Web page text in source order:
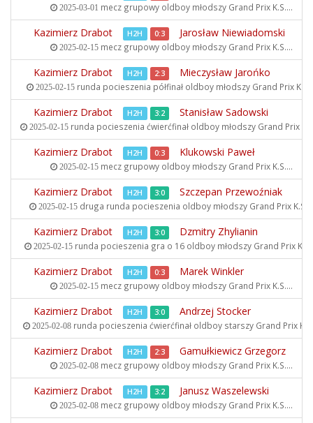
2025-03-01 mecz grupowy oldboy młodszy Grand Prix K.S....
Kazimierz Drabot H2H 0:3 Jarosław Niewiadomski
2025-02-15mecz grupowy oldboy młodszy Grand Prix K.S....
Kazimierz Drabot H2H 2:3 Mieczysław Jarońko
2025-02-15runda pocieszenia półfinał oldboy młodszy Grand Prix
Kazimierz Drabot H2H 3:2 Stanisław Sadowski
2025-02-15 runda pocieszenia ćwierćfinał oldboy młodszy Grand Prix
Kazimierz Drabot H2H 0:3 Klukowski Paweł
2025-02-15mecz grupowy oldboy młodszy Grand Prix K.S....
Kazimierz Drabot H2H 3:0 Szczepan Przewoźniak
2025-02-15druga runda pocieszenia oldboy młodszy Grand Prix K.S....
Kazimierz Drabot H2H 3:0 Dzmitry Zhylianin
2025-02-15 runda pocieszenia gra o 16 oldboy młodszy Grand Prix
Kazimierz Drabot H2H 0:3 Marek Winkler
2025-02-15mecz grupowy oldboy młodszy Grand Prix K.S....
Kazimierz Drabot H2H 3:0 Andrzej Stocker
2025-02-08runda pocieszenia ćwierćfinał oldboy starszy Grand Prix
Kazimierz Drabot H2H 2:3 Gamułkiewicz Grzegorz
2025-02-08mecz grupowy oldboy młodszy Grand Prix K.S....
Kazimierz Drabot H2H 3:2 Janusz Waszelewski
2025-02-08mecz grupowy oldboy młodszy Grand Prix K.S....